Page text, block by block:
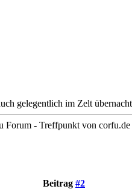
gelegentlich im Zelt
- Treffpunkt von corfu.de
Beitrag #2